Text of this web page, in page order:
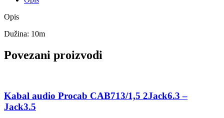
Opis
Dužina: 10m
Povezani proizvodi
Kabal audio Procab CAB713/1,5 2Jack6.3 –
Jack3.5